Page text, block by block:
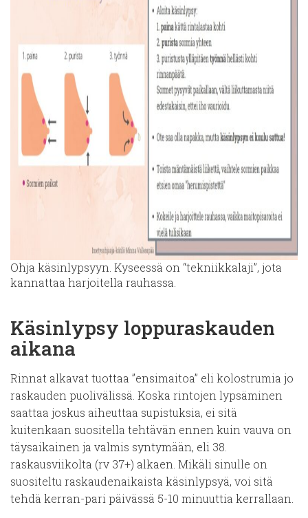
Ohja käsinlypsyyn. Kyseessä on “tekniikkalaji”, jota
kannattaa harjoitella rauhassa.
Käsinlypsy loppuraskauden
aikana
Rinnat alkavat tuottaa ”ensimaitoa” eli kolostrumia jo
raskauden puolivälissä. Koska rintojen lypsäminen
saattaa joskus aiheuttaa supistuksia, ei sitä
kuitenkaan suositella tehtävän ennen kuin vauva on
täysaikainen ja valmis syntymään, eli 38.
raskausviikolta (rv 37+) alkaen. Mikäli sinulle on
suositeltu raskaudenaikaista käsinlypsyä, voi sitä
tehdä kerran-pari päivässä 5-10 minuuttia kerrallaan.